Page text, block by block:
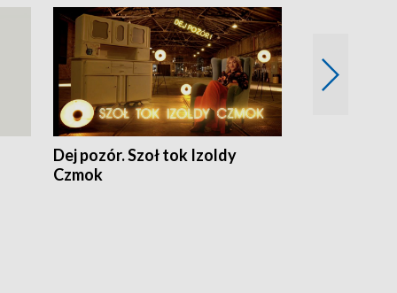
Dej pozór. Szoł tok Izoldy
Czmok